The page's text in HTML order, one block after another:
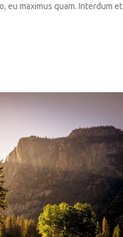
eu maximus quam. Interdum et